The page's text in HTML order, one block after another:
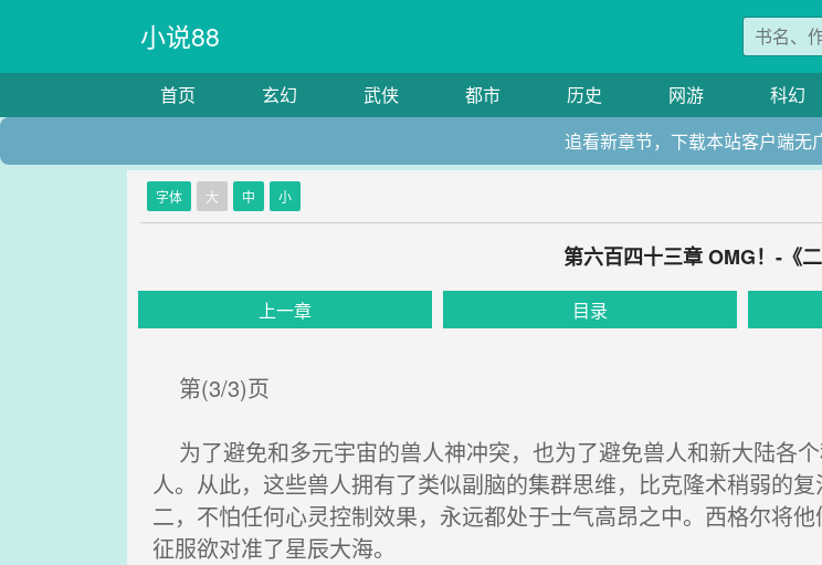
小说88
首页 玄幻 武侠 都市 历史 网游 科幻
追看新章节，下载本站客户端无
字体 大 中 小
第六百四十三章 OMG！-《二
上一章 目录
第(3/3)页
为了避免和多元宇宙的兽人神冲突，也为了避免兽人和新大陆各
人。从此，这些兽人拥有了类似副脑的集群思维，比克隆术稍弱的
二，不怕任何心灵控制效果，永远都处于士气高昂之中。西格尔将
征服欲对准了星辰大海。